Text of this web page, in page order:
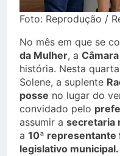
Foto: Reprodução /
No mês em que se
da Mulher, a
história. Nesta
Solene, a suplente
posse no lugar do
convidado pelo
assumir a secretaria
a 10ª representante
legislativo municipal.